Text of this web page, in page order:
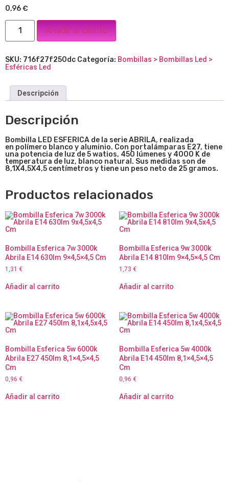
0,96€
Añadir al carrito
SKU: 716f27f250dc Categoría: Bombillas > Bombillas Led >
Esféricas Led
Descripción
Descripción
Bombilla LED ESFERICA de la serie ABRILA, realizada
en polímero blanco y aluminio. Con portalámparas E27, tiene
una potencia de luz de 5 watios, 450 lúmenes y 4000 K de
temperatura de luz, blanco natural. Sus medidas son de
8,1X4,5X4,5 centímetros y tiene un peso neto de 25 gramos.
Productos relacionados
Bombilla Esferica 7w 3000k
Abrila E14 630lm 9×4,5×4,5 Cm
1,31 €
Añadir al carrito
Bombilla Esferica 9w 3000k
Abrila E14 810lm 9×4,5×4,5 Cm
1,73 €
Añadir al carrito
Bombilla Esferica 5w 6000k
Abrila E27 450lm 8,1×4,5×4,5
Cm
0,96 €
Añadir al carrito
Bombilla Esferica 5w 4000k
Abrila E14 450lm 8,1×4,5×4,5
Cm
0,96 €
Añadir al carrito